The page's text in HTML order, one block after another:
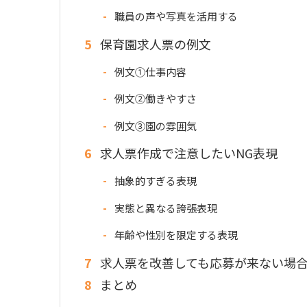
職員の声や写真を活用する
5 保育園求人票の例文
例文①仕事内容
例文②働きやすさ
例文③園の雰囲気
6 求人票作成で注意したいNG表現
抽象的すぎる表現
実態と異なる誇張表現
年齢や性別を限定する表現
7 求人票を改善しても応募が来ない場
8
まとめ